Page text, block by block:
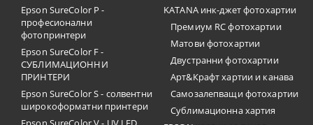
Epson SureColor P -
професионални
фотопринтери
Epson SureColor F -
СУБЛИМАЦИОННИ
ПРИНТЕРИ
Epson SureColor S - солвентни
широкоформатни принтери
KATANA инк-джет фотохартии
Премиум RC фотохартии
Матови фотохартии
Двустранни фотохартии
Арт&Крафт хартии и канава
Самозалепващи фотохартии
Сублимационна хартия